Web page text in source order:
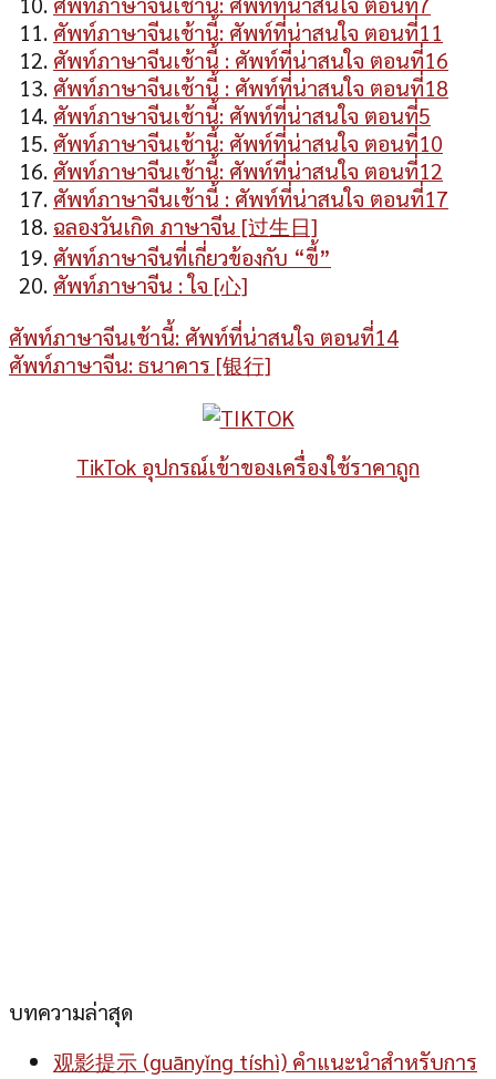
ศัพท์ภาษาจีนเช้านี้: ศัพท์ที่น่าสนใจ ตอนที่11
ศัพท์ภาษาจีนเช้านี้ : ศัพท์ที่น่าสนใจ ตอนที่16
ศัพท์ภาษาจีนเช้านี้ : ศัพท์ที่น่าสนใจ ตอนที่18
ศัพท์ภาษาจีนเช้านี้: ศัพท์ที่น่าสนใจ ตอนที่5
ศัพท์ภาษาจีนเช้านี้: ศัพท์ที่น่าสนใจ ตอนที่10
ศัพท์ภาษาจีนเช้านี้: ศัพท์ที่น่าสนใจ ตอนที่12
ศัพท์ภาษาจีนเช้านี้ : ศัพท์ที่น่าสนใจ ตอนที่17
ฉลองวันเกิด ภาษาจีน [过生日]
ศัพท์ภาษาจีนที่เกี่ยวข้องกับ “ขี้”
ศัพท์ภาษาจีน : ใจ [心]
ศัพท์ภาษาจีนเช้านี้: ศัพท์ที่น่าสนใจ ตอนที่14
ศัพท์ภาษาจีน: ธนาคาร [银行]
TikTok อุปกรณ์เข้าของเครื่องใช้ราคาถูก
บทความล่าสุด
观影提示 (guānyǐng tíshì) คำแนะนำสำหรับการ